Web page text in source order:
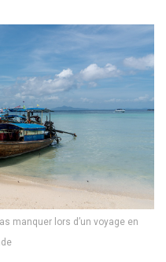
manquer lors d’un voyage en